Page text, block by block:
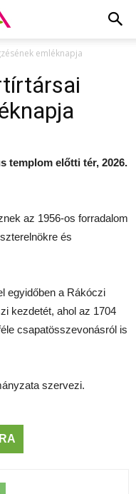
emléknapja
templom előtti tér, 2026.
az 1956-os forradalom
és
egyidőben a Rákóczi
kezdetét, ahol az 1704
csapatösszevonásról is
szervezi.